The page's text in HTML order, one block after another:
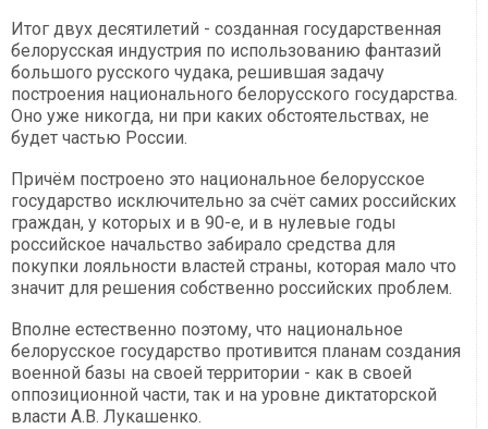
Итог двух десятилетий - созданная государственная
белорусская индустрия по использованию фантазий
большого русского чудака, решившая задачу
построения национального белорусского государства.
Оно уже никогда, ни при каких обстоятельствах, не
будет частью России.
Причём построено это национальное белорусское
государство исключительно за счёт самих российских
граждан, у которых и в 90-е, и в нулевые годы
российское начальство забирало средства для
покупки лояльности властей страны, которая мало что
значит для решения собственно российских проблем.
Вполне естественно поэтому, что национальное
белорусское государство противится планам создания
военной базы на своей территории - как в своей
оппозиционной части, так и на уровне диктаторской
власти А.В. Лукашенко.